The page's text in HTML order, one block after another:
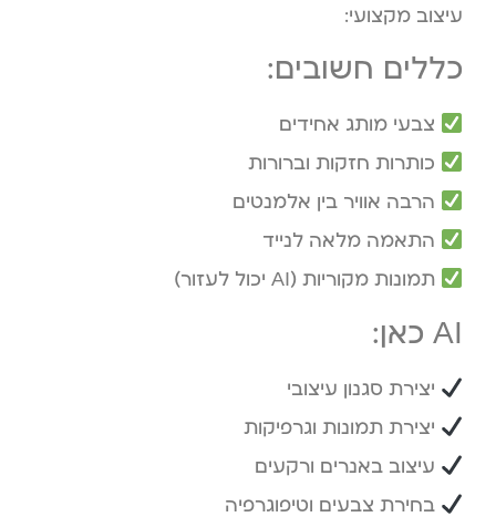
עיצוב מקצועי:
כללים חשובים:
צבעי מותג אחידים
כותרות חזקות וברורות
הרבה אוויר בין אלמנטים
התאמה מלאה לנייד
תמונות מקוריות (AI יכול לעזור)
AI כאן:
יצירת סגנון עיצובי
יצירת תמונות וגרפיקות
עיצוב באנרים ורקעים
בחירת צבעים וטיפוגרפיה